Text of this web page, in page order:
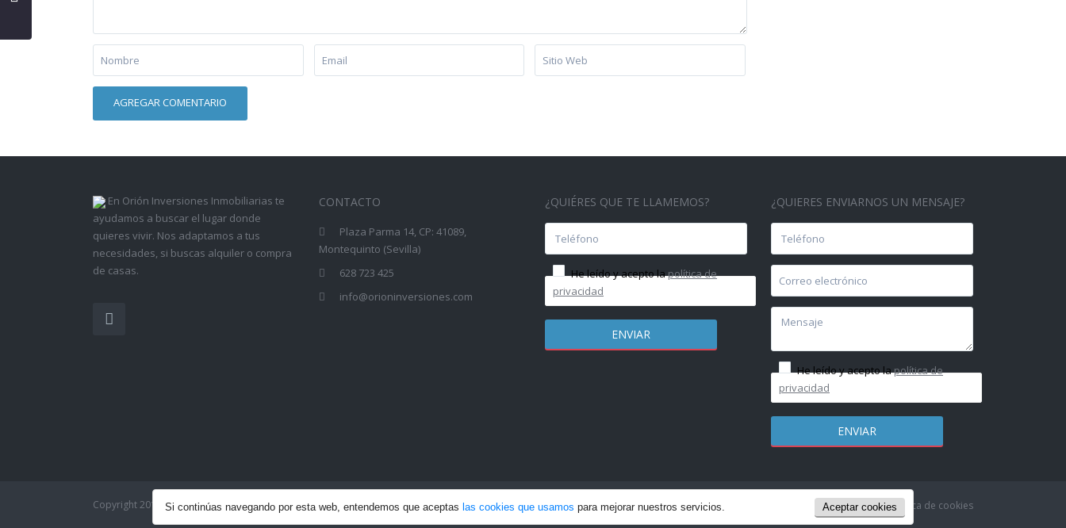
En Orión Inversiones Inmobiliarias te
ayudamos a buscar el lugar donde
quieres vivir. Nos adaptamos a tus
necesidades, si buscas alquiler o compra
de casas.
CONTACTO
Plaza Parma 14, CP: 41089,
Montequinto (Sevilla)
628 723 425
info@orioninversiones.com
¿QUIÉRES QUE TE LLAMEMOS?
He leído y acepto lapolítica de
privacidad
¿QUIERES ENVIARNOS UN MENSAJE?
He leído y acepto lapolítica de
privacidad
Copyright 2017 - Orión Inversiones Inmobiliarias| Todos los derechos reservados | Web creada por: Incrementa Marketing Política de Privacidad & Aviso Legal Política de cookies
Aceptar cookies
Si continúas navegando por esta web, entendemos que aceptas las cookies que usamos para mejorar nuestros servicios.